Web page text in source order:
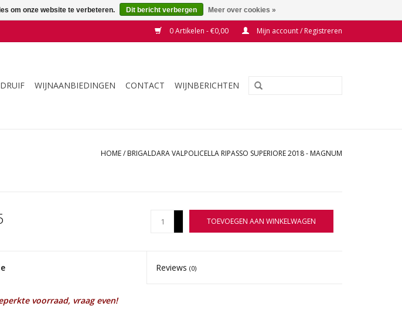
0 Artikelen - €0,00 Mijn account / Registreren
DRUIF WIJNAANBIEDINGEN CONTACT WIJNBERICHTEN
HOME/ BRIGALDARA VALPOLICELLA RIPASSO SUPERIORE 2018 - MAGNUM
TOEVOEGEN AAN WINKELWAGEN
Reviews(0)
voorraad, vraag even!
om onze website te verbeteren. Dit bericht verbergen Meer over cookies »